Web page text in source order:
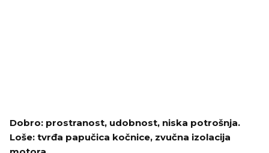
Dobro: prostranost, udobnost, niska potrošnja.
Loše: tvrđa papučica kočnice, zvučna izolacija